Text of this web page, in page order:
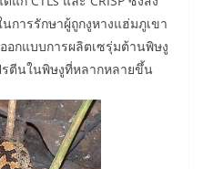
การรักษาผู้ถูกงูหางแฮ่มภูเขา
อกแบบการผลิตเซรุ่มต้านพิษงู
รตีนในพิษงูที่หลากหลายขึ้น